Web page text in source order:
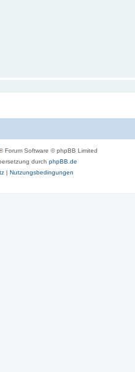
Forum Software © phpBB Limited
durch phpBB.de
| Nutzungsbedingungen